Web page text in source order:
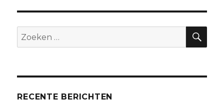
van
‘religie’
in
auteurs
Zoeken
naar:
RECENTE BERICHTEN